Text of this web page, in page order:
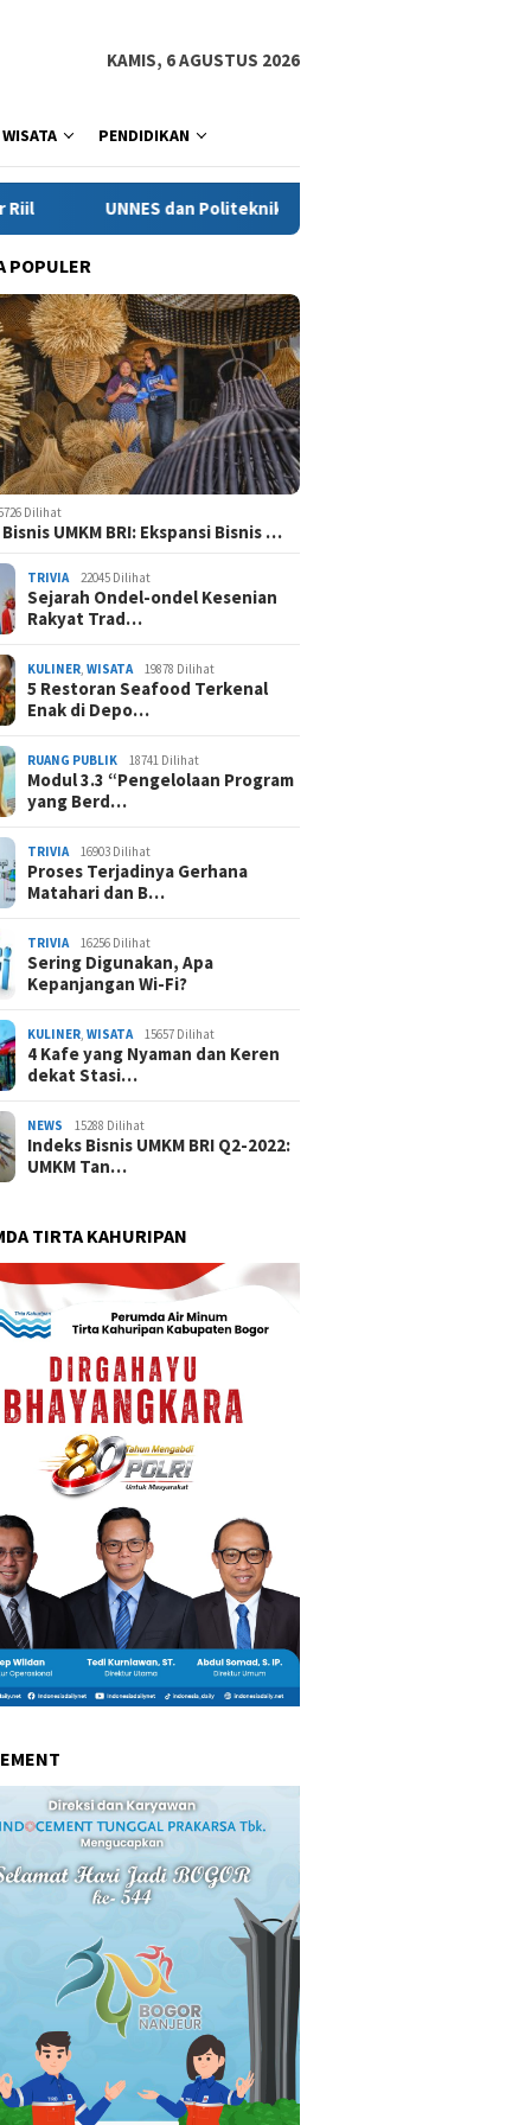
KAMIS, 6 AGUSTUS 2026
WISATA PENDIDIKAN
Politeknik Negeri Cilacap Tingkatkan Kualitas Produk Knalpot
POPULER
Dilihat
UMKM BRI: Ekspansi Bisnis …
TRIVIA 22045 Dilihat
Sejarah Ondel-ondel Kesenian
Rakyat Trad…
KULINER ,WISATA 19878 Dilihat
5 Restoran Seafood Terkenal
Enak di Depo…
RUANG PUBLIK 18741 Dilihat
Modul 3.3 “Pengelolaan Program
yang Berd…
TRIVIA 16903 Dilihat
Proses Terjadinya Gerhana
Matahari dan B…
TRIVIA 16256 Dilihat
Sering Digunakan, Apa
Kepanjangan Wi-Fi?
KULINER ,WISATA 15657 Dilihat
4 Kafe yang Nyaman dan Keren
dekat Stasi…
NEWS 15288 Dilihat
Indeks Bisnis UMKM BRI Q2-2022:
UMKM Tan…
TIRTA KAHURIPAN